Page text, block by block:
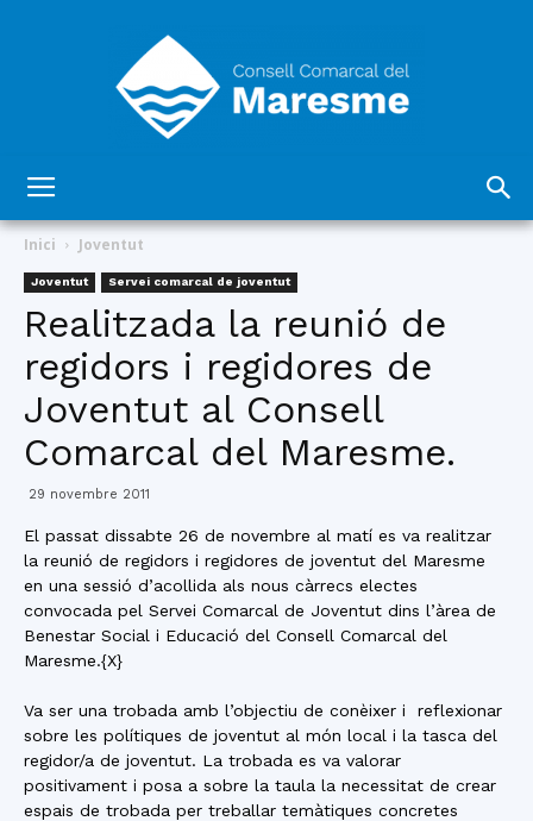
Comarcal
del
Maresme
Inici Joventut
Joventut Servei comarcal de joventut
Realitzada la reunió de
regidors i regidores de
Joventut al Consell
Comarcal del Maresme.
29 novembre 2011
El passat dissabte 26 de novembre al matí es va realitzar
la reunió de regidors i regidores de joventut del Maresme
en una sessió d’acollida als nous càrrecs electes
convocada pel Servei Comarcal de Joventut dins l’àrea de
Benestar Social i Educació del Consell Comarcal del
Maresme.{X}
Va ser una trobada amb l’objectiu de conèixer i reflexionar
sobre les polítiques de joventut al món local i la tasca del
regidor/a de joventut. La trobada es va valorar
positivament i posa a sobre la taula la necessitat de crear
espais de trobada per treballar temàtiques concretes